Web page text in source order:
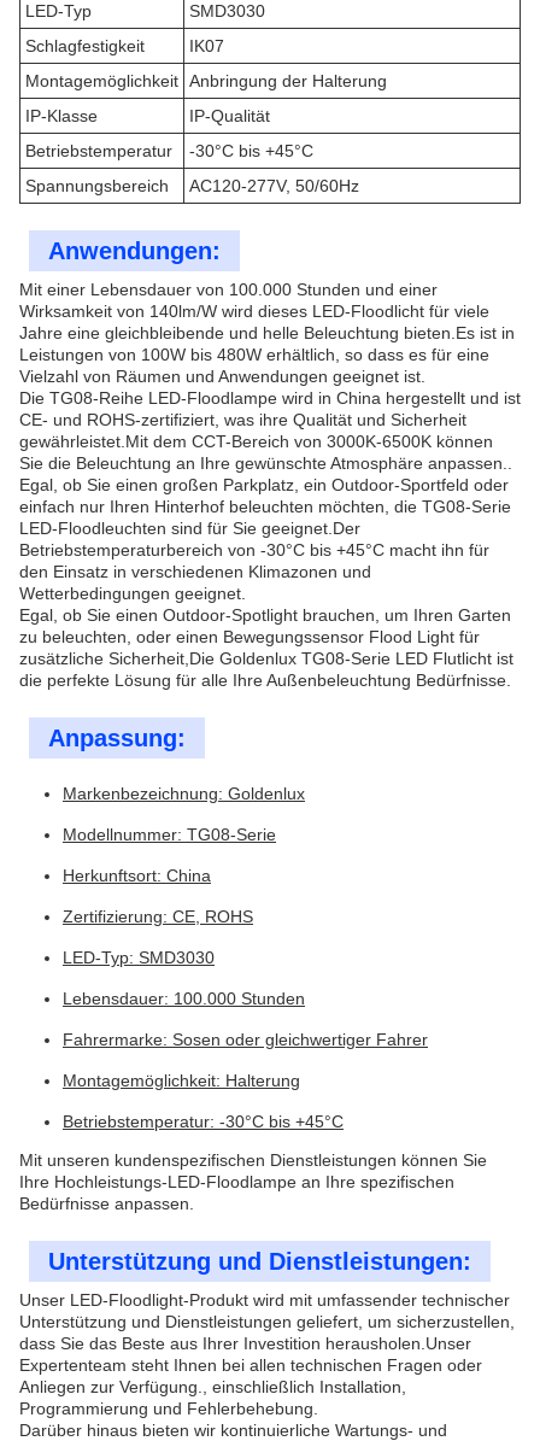
LED-Typ
SMD3030
Schlagfestigkeit
IK07
Montagemöglichkeit Anbringung der Halterung
IP-Klasse
IP-Qualität
Betriebstemperatur
-30°C bis +45°C
Spannungsbereich
AC120-277V, 50/60Hz
Anwendungen:
Mit einer Lebensdauer von 100.000 Stunden und einer
Wirksamkeit von 140lm/W wird dieses LED-Floodlicht für viele
Jahre eine gleichbleibende und helle Beleuchtung bieten.Es ist in
Leistungen von 100W bis 480W erhältlich, so dass es für eine
Vielzahl von Räumen und Anwendungen geeignet ist.
Die TG08-Reihe LED-Floodlampe wird in China hergestellt und ist
CE- und ROHS-zertifiziert, was ihre Qualität und Sicherheit
gewährleistet.Mit dem CCT-Bereich von 3000K-6500K können
Sie die Beleuchtung an Ihre gewünschte Atmosphäre anpassen..
Egal, ob Sie einen großen Parkplatz, ein Outdoor-Sportfeld oder
einfach nur Ihren Hinterhof beleuchten möchten, die TG08-Serie
LED-Floodleuchten sind für Sie geeignet.Der
Betriebstemperaturbereich von -30°C bis +45°C macht ihn für
den Einsatz in verschiedenen Klimazonen und
Wetterbedingungen geeignet.
Egal, ob Sie einen Outdoor-Spotlight brauchen, um Ihren Garten
zu beleuchten, oder einen Bewegungssensor Flood Light für
zusätzliche Sicherheit,Die Goldenlux TG08-Serie LED Flutlicht ist
die perfekte Lösung für alle Ihre Außenbeleuchtung Bedürfnisse.
Anpassung:
Markenbezeichnung: Goldenlux
Modellnummer: TG08-Serie
Herkunftsort: China
Zertifizierung: CE, ROHS
LED-Typ: SMD3030
Lebensdauer: 100.000 Stunden
Fahrermarke: Sosen oder gleichwertiger Fahrer
Montagemöglichkeit: Halterung
Betriebstemperatur: -30°C bis +45°C
Mit unseren kundenspezifischen Dienstleistungen können Sie
Ihre Hochleistungs-LED-Floodlampe an Ihre spezifischen
Bedürfnisse anpassen.
Unterstützung und Dienstleistungen:
Unser LED-Floodlight-Produkt wird mit umfassender technischer
Unterstützung und Dienstleistungen geliefert, um sicherzustellen,
dass Sie das Beste aus Ihrer Investition herausholen.Unser
Expertenteam steht Ihnen bei allen technischen Fragen oder
Anliegen zur Verfügung., einschließlich Installation,
Programmierung und Fehlerbehebung.
Darüber hinaus bieten wir kontinuierliche Wartungs- und